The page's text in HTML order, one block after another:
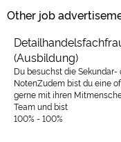
Other job
(Ausbildung)
Du besuchst die
NotenZudem bist du eine
gerne mit ihren
Team und bist
100% - 100%